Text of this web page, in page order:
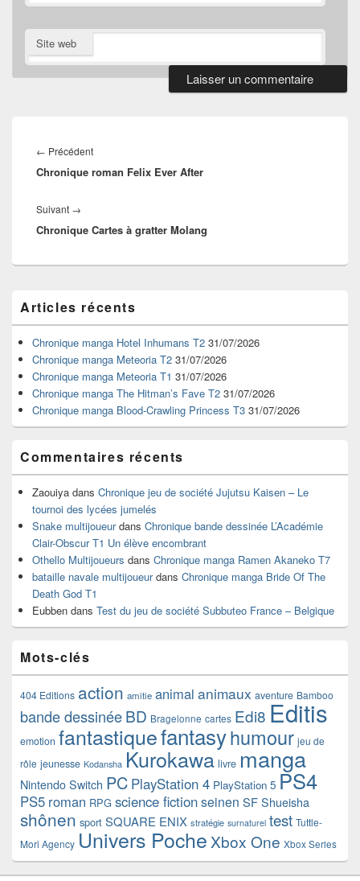
Site web
de
l’article
← PrécédentArticle
précédent :
Chronique roman Felix Ever After
Suivant →
suivant :
Chronique Cartes à gratter Molang
principale
de
widget
pour
barre
latérale
Articles récents
Chronique manga Hotel Inhumans T2 31/07/2026
Chronique manga Meteoria T2 31/07/2026
Chronique manga Meteoria T1 31/07/2026
Chronique manga The Hitman’s Fave T2 31/07/2026
Chronique manga Blood-Crawling Princess T3 31/07/2026
Commentaires récents
Zaouiya dans Chronique jeu de société Jujutsu Kaisen – Le
tournoi des lycées jumelés
Snake multijoueurdans Chronique bande dessinée L’Académie
Clair-Obscur T1 Un élève encombrant
Othello Multijoueurs dans Chronique manga Ramen Akaneko T7
bataille navale multijoueurdans Chronique manga Bride Of The
Death God T1
Eubben dans Test du jeu de société Subbuteo France – Belgique
Mots-clés
404 Editions action amitie animal animaux aventure Bamboo
bande dessinéeBD Bragelonne cartes Edi8 Editis
emotion fantastiquefantasyhumour jeu de
rôle jeunesse Kodansha Kurokawa livre manga
Nintendo Switch PC PlayStation 4 PlayStation 5 PS4
PS5 roman RPG science fictionseinen SF Shueisha
shônen sport SQUARE ENIX stratégie surnaturel test Tuttle-
Mori Agency Univers Poche Xbox One Xbox Series